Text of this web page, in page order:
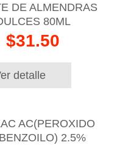
DE ALMENDRAS
80ML
$31.50
detalle
AC(PEROXIDO
2.5%